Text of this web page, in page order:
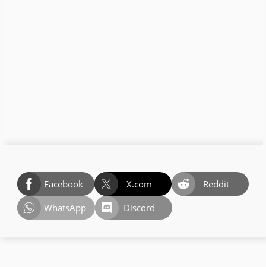
Facebook X.com
Reddit
WhatsApp
Discord